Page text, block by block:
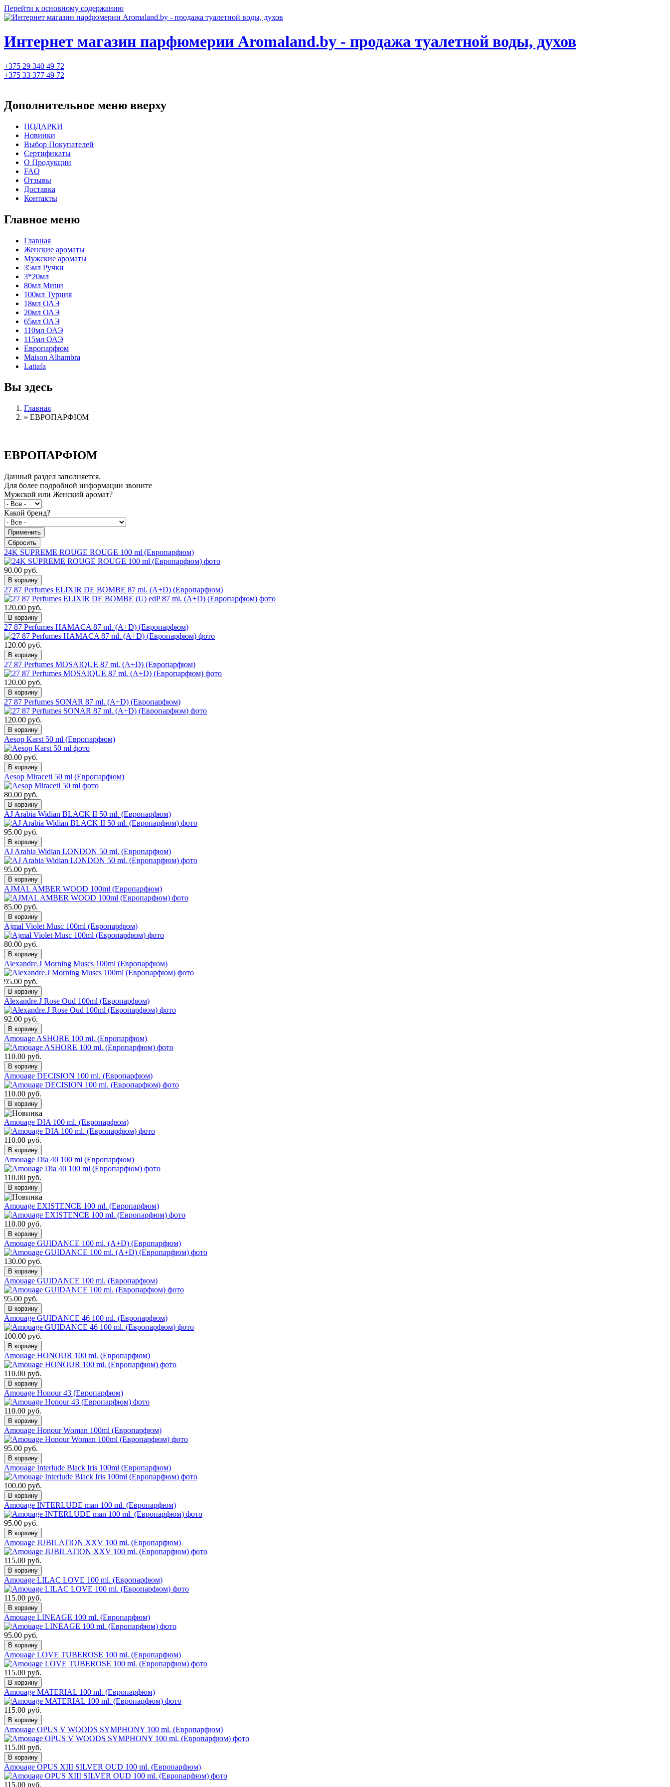
Перейти к основному содержанию
Интернет магазин парфюмерии Aromaland.by - продажа туалетной воды, духов
+375 29 340 49 72
+375 33 377 49 72
Дополнительное меню вверху
ПОДАРКИ
Новинки
Выбор Покупателей
Сертификаты
О Продукции
FAQ
Отзывы
Доставка
Контакты
Главное меню
Главная
Женские ароматы
Мужские ароматы
35мл Ручки
3*20мл
80мл Мини
100мл Турция
18мл ОАЭ
20мл ОАЭ
65мл ОАЭ
110мл ОАЭ
115мл ОАЭ
Европарфюм
Maison Alhambra
Lattafa
Вы здесь
Главная
» ЕВРОПАРФЮМ
ЕВРОПАРФЮМ
Данный раздел заполняется.
Для более подробной информации звоните
Мужской или Женский аромат?
Какой бренд?
24K SUPREME ROUGE ROUGE 100 ml (Европарфюм)
90.00 руб.
27 87 Perfumes ELIXIR DE BOMBE 87 ml. (A+D) (Европарфюм)
120.00 руб.
27 87 Perfumes HAMACA 87 ml. (A+D) (Европарфюм)
120.00 руб.
27 87 Perfumes MOSAIQUE 87 ml. (A+D) (Европарфюм)
120.00 руб.
27 87 Perfumes SONAR 87 ml. (A+D) (Европарфюм)
120.00 руб.
Aesop Karst 50 ml (Европарфюм)
80.00 руб.
Aesop Miraceti 50 ml (Европарфюм)
80.00 руб.
AJ Arabia Widian BLACK II 50 ml. (Европарфюм)
95.00 руб.
AJ Arabia Widian LONDON 50 ml. (Европарфюм)
95.00 руб.
AJMAL AMBER WOOD 100ml (Европарфюм)
85.00 руб.
Ajmal Violet Musc 100ml (Европарфюм)
80.00 руб.
Alexandre.J Morning Muscs 100ml (Европарфюм)
95.00 руб.
Alexandre.J Rose Oud 100ml (Европарфюм)
92.00 руб.
Amouage ASHORE 100 ml. (Европарфюм)
110.00 руб.
Amouage DECISION 100 ml. (Европарфюм)
110.00 руб.
Amouage DIA 100 ml. (Европарфюм)
110.00 руб.
Amouage Dia 40 100 ml (Европарфюм)
110.00 руб.
Amouage EXISTENCE 100 ml. (Европарфюм)
110.00 руб.
Amouage GUIDANCE 100 ml. (A+D) (Европарфюм)
130.00 руб.
Amouage GUIDANCE 100 ml. (Европарфюм)
95.00 руб.
Amouage GUIDANCE 46 100 ml. (Европарфюм)
100.00 руб.
Amouage HONOUR 100 ml. (Европарфюм)
110.00 руб.
Amouage Honour 43 (Европарфюм)
110.00 руб.
Amouage Honour Woman 100ml (Европарфюм)
95.00 руб.
Amouage Interlude Black Iris 100ml (Европарфюм)
100.00 руб.
Amouage INTERLUDE man 100 ml. (Европарфюм)
95.00 руб.
Amouage JUBILATION XXV 100 ml. (Европарфюм)
115.00 руб.
Amouage LILAC LOVE 100 ml. (Европарфюм)
115.00 руб.
Amouage LINEAGE 100 ml. (Европарфюм)
95.00 руб.
Amouage LOVE TUBEROSE 100 ml. (Европарфюм)
115.00 руб.
Amouage MATERIAL 100 ml. (Европарфюм)
115.00 руб.
Amouage OPUS V WOODS SYMPHONY 100 ml. (Европарфюм)
115.00 руб.
Amouage OPUS XIII SILVER OUD 100 ml. (Европарфюм)
115.00 руб.